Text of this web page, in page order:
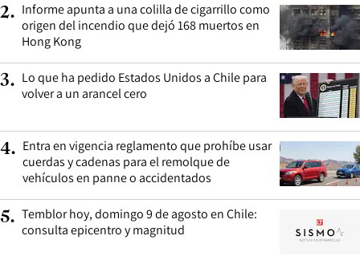
2. Informe apunta a una colilla de cigarrillo como
origen del incendio que dejó 168 muertos en
Hong Kong
3. Lo que ha pedido Estados Unidos a Chile para
volver a un arancel cero
4. Entra en vigencia reglamento que prohíbe usar
cuerdas y cadenas para el remolque de
vehículos en panne o accidentados
5. Temblor hoy, domingo 9 de agosto en Chile:
consulta epicentro y magnitud